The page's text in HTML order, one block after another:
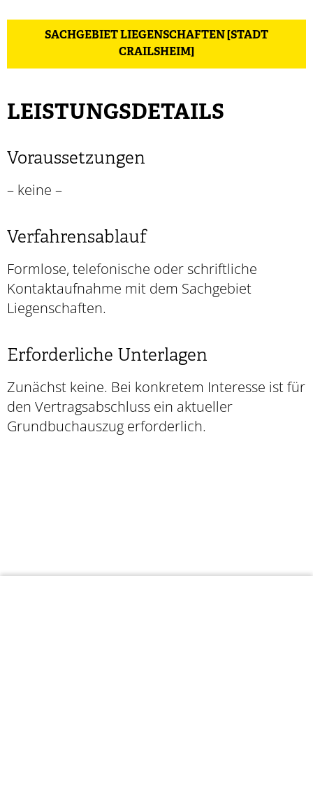
SACHGEBIET LIEGENSCHAFTEN [STADT
CRAILSHEIM]
LEISTUNGSDETAILS
Voraussetzungen
– keine –
Verfahrensablauf
Formlose, telefonische oder schriftliche
Kontaktaufnahme mit dem Sachgebiet
Liegenschaften.
Erforderliche Unterlagen
Zunächst keine. Bei konkretem Interesse ist für
den Vertragsabschluss ein aktueller
Grundbuchauszug erforderlich.